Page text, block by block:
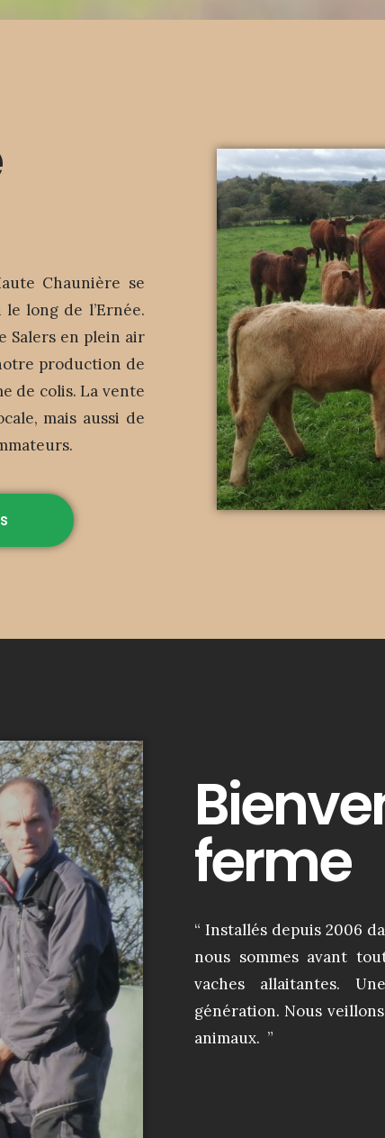
Chaunière se
long de l’Ernée.
Salers en plein air
production de
de colis. La vente
mais aussi de
ferme
“ Installés depuis 2006
nous sommes avant
vaches allaitantes.
génération. Nous
animaux. ”